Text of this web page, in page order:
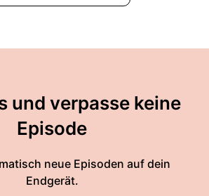
und verpasse keine
Episode
neue Episoden auf dein
Endgerät.